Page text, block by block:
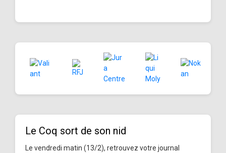
Le Coq sort de son nid
Le vendredi matin (13/2), retrouvez votre journal